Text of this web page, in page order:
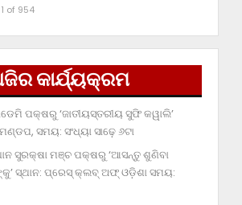
1 of 954
କାର୍ଯ୍ୟକ୍ରମ
ପକ୍ଷରୁ ‘ଜାତୀୟସ୍ତରୀୟ ସୁଫି କୱାଲି’
ସମୟ: ସଂଧ୍ୟା ସାଢ଼େ ୬ଟା
ସୁରକ୍ଷା ମଞ୍ଚ ପକ୍ଷରୁ ‘ଆସନ୍ତୁ ଶୁଣିବା
ସ୍ଥାନ: ପ୍ରେସ୍‌ କ୍ଲବ୍‌ ଅଫ୍‌ ଓଡ଼ିଶା ସମୟ: